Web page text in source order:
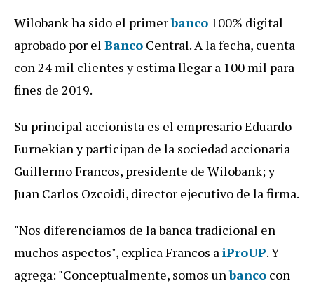
Wilobank ha sido el primerbanco 100% digital
aprobado por el Banco Central. A la fecha, cuenta
con 24 mil clientes y estima llegar a 100 mil para
fines de 2019.
Su principal accionista es el empresario Eduardo
Eurnekian y participan de la sociedad accionaria
Guillermo Francos, presidente de Wilobank; y
Juan Carlos Ozcoidi, director ejecutivo de la firma.
"Nos diferenciamos de la banca tradicional en
muchos aspectos", explica Francos aiProUP. Y
agrega: "Conceptualmente, somos unbanco con